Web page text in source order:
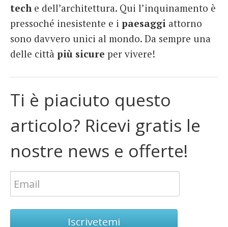
teche dell’architettura. Qui l’inquinamento è
pressoché inesistente e i paesaggi attorno
sono davvero unici al mondo. Da sempre una
delle città più sicure per vivere!
Ti è piaciuto questo
articolo? Ricevi gratis le
nostre news e offerte!
Iscrivetemi